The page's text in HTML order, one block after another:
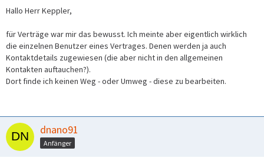
Hallo Herr Keppler,
für Verträge war mir das bewusst. Ich meinte aber eigentlich wirklich
die einzelnen Benutzer eines Vertrages. Denen werden ja auch
Kontaktdetails zugewiesen (die aber nicht in den allgemeinen
Kontakten auftauchen?).
Dort finde ich keinen Weg - oder Umweg - diese zu bearbeiten.
dnano91
Anfänger